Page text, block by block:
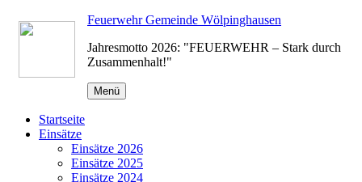
Zum
Inhalt
Feuerwehr Gemeinde Wölpinghausen
Jahresmotto 2026: "FEUERWEHR – Stark durch
Zusammenhalt!"
Menü
Startseite
Einsätze
Einsätze 2026
Einsätze 2025
Einsätze 2024